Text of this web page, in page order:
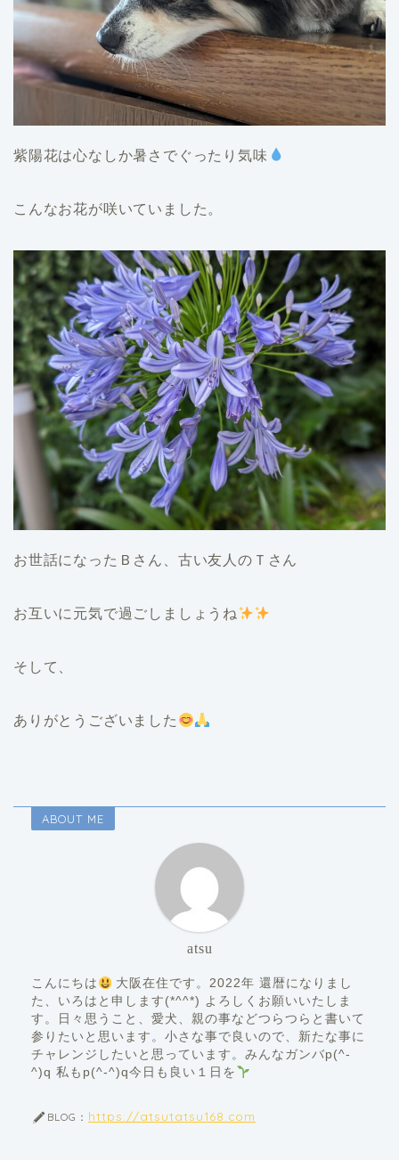
紫陽花は心なしか暑さでぐったり気味
こんなお花が咲いていました。
お世話になったＢさん、古い友人のＴさん
お互いに元気で過ごしましょうね
そして、
ありがとうございました
ABOUT ME
atsu
こんにちは
大阪在住です。2022年 還暦になりまし
た、いろはと申します(*^^*) よろしくお願いいたしま
す。日々思うこと、愛犬、親の事などつらつらと書いて
参りたいと思います。小さな事で良いので、新たな事に
チャレンジしたいと思っています。みんなガンバp(^-
^)q 私もp(^-^)q今日も良い１日を
BLOG： https://atsutatsu168.com